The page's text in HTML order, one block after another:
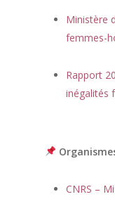
Ministère
femmes-
Rapport
inégalités
CNRS –